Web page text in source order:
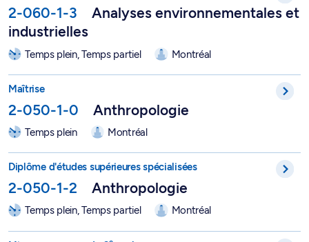
2-060-1-3
Analyses environnementales et
industrielles
Temps plein, Temps partiel Montréal
Maîtrise
2-050-1-0 Anthropologie
Temps plein Montréal
Diplôme d'études supérieures spécialisées
2-050-1-2 Anthropologie
Temps plein, Temps partiel Montréal
e cycle en anthropologie - 2-050-6-0